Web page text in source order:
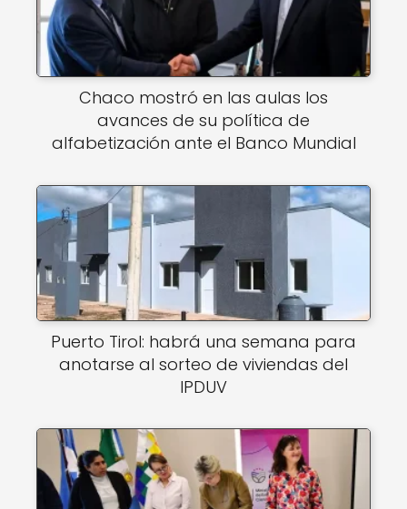
Chaco mostró en las aulas los
avances de su política de
alfabetización ante el Banco Mundial
Puerto Tirol: habrá una semana para
anotarse al sorteo de viviendas del
IPDUV